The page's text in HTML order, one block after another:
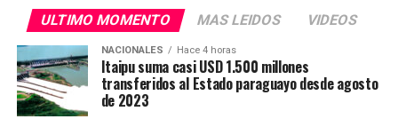
ULTIMO MOMENTO MAS LEIDOS VIDEOS
NACIONALES Hace 4 horas
Itaipu suma casi USD 1.500 millones
transferidos al Estado paraguayo desde agosto
de 2023